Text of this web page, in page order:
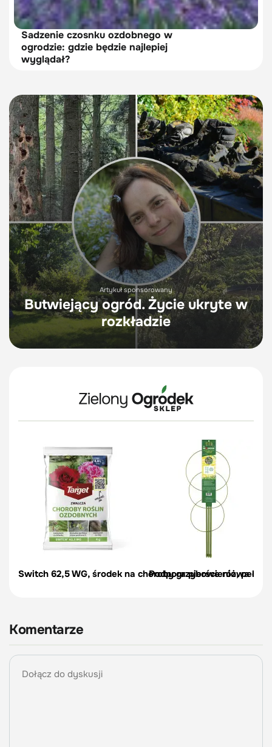
Sadzenie czosnku ozdobnego w
ogrodzie: gdzie będzie najlepiej
wyglądał?
Artykuł sponsorowany
Butwiejący ogród. Życie ukryte w
rozkładzie
Switch 62,5 WG, środek na choroby grzybowe róż,
Podpora pierścieniowa do
Komentarze